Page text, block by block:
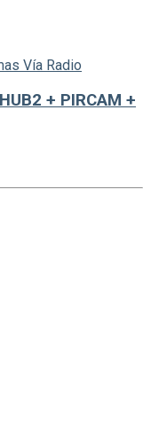
Vía Radio
+ PIRCAM +